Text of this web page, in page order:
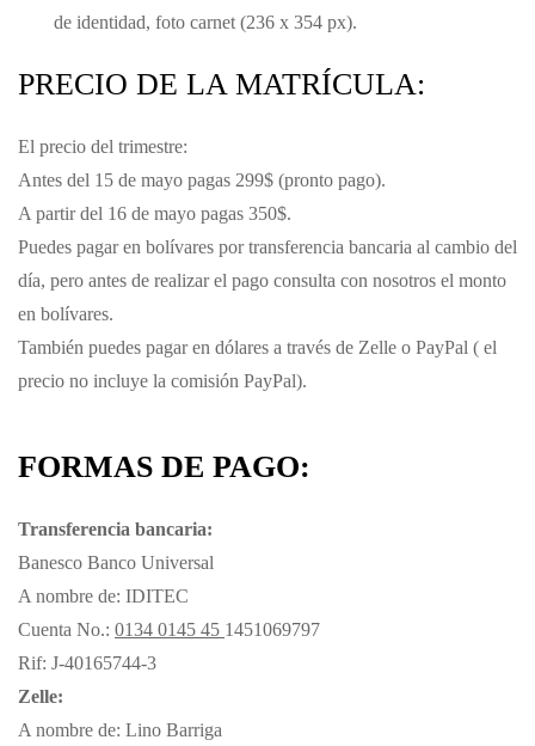
de identidad, foto carnet (236 x 354 px).
PRECIO DE LA MATRÍCULA:
El precio del trimestre:
Antes del 15 de mayo pagas 299$ (pronto pago).
A partir del 16 de mayo pagas 350$.
Puedes pagar en bolívares por transferencia bancaria al cambio del
día, pero antes de realizar el pago consulta con nosotros el monto
en bolívares.
También puedes pagar en dólares a través de Zelle o PayPal ( el
precio no incluye la comisión PayPal).
FORMAS DE PAGO:
Transferencia bancaria:
Banesco Banco Universal
A nombre de: IDITEC
Cuenta No.: 0134 0145 45 1451069797
Rif: J-40165744-3
Zelle:
A nombre de: Lino Barriga